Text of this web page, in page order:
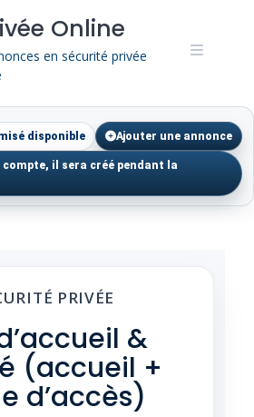
Online
en sécurité privée
disponible Ajouter une annonce
compte, il sera créé pendant la
PRIVÉE
&
(accueil +
d’accès)